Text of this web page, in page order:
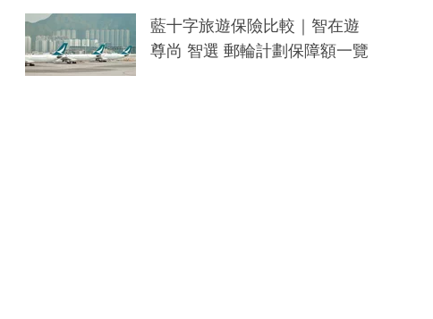
藍十字旅遊保險比較｜智在遊
尊尚 智選 郵輪計劃保障額一覽